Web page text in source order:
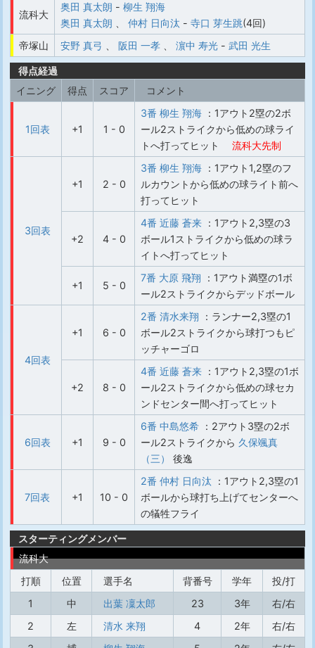
流科大
奥田 真太朗 - 柳生 翔海
奥田 真太朗
仲村 日向汰 - 寺口 芽生跳(4回)
帝塚山
安野 真弓 阪田 一孝 濵中 寿光 - 武田 光生
得点経過
イニング
得点 スコア コメント
1回表 +1 1 - 0
3番 柳生 翔海 ：1アウト2塁の2ボ
ール2ストライクから低めの球ライ
トへ打ってヒット
流科大先制
3回表
+1 2 - 0
3番 柳生 翔海 ：1アウト1,2塁のフ
ルカウントから低めの球ライト前へ
打ってヒット
+2 4 - 0
4番 近藤 蒼来 ：1アウト2,3塁の3
ボール1ストライクから低めの球ラ
イトへ打ってヒット
+1 5 - 0
7番 大原 飛翔 ：1アウト満塁の1ボ
ール2ストライクからデッドボール
4回表
+1 6 - 0
2番 清水来翔 ：ランナー2,3塁の1
ボール2ストライクから球打つもピ
ッチャーゴロ
+2 8 - 0
4番 近藤 蒼来 ：1アウト2,3塁の1ボ
ール2ストライクから低めの球セカ
ンドセンター間へ打ってヒット
6回表 +1 9 - 0
6番 中島悠希 ：2アウト3塁の2ボ
ール2ストライクから 久保颯真
（三）
後逸
7回表 +1 10 - 0
2番 仲村 日向汰 ：1アウト2,3塁の1
ボールから球打ち上げてセンターへ
の犠牲フライ
スターティングメンバー
流科大
打順
位置 選手名 背番号 学年
投/打
1
中 出葉 凜太郎 23 3年
右/右
2
左 清水 来翔 4 2年
右/右